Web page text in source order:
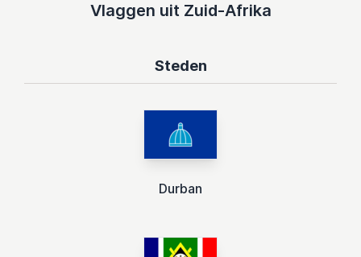
Vlaggen uit Zuid-Afrika
Steden
Durban